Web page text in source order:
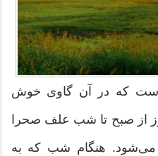
که در آن گاوی خوش
از صبح تا شب علف صحرا
می‌شود. هنگام شب که به